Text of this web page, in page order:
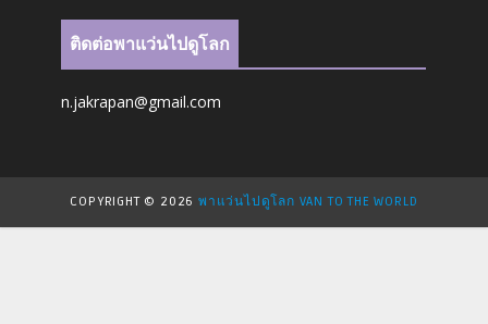
ติดต่อพาแว่นไปดูโลก
n.jakrapan@gmail.com
COPYRIGHT © 2026พาแว่นไปดูโลก VAN TO THE WORLD